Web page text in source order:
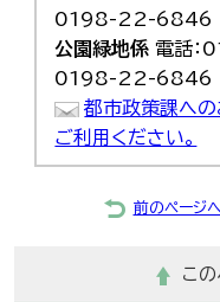
0198-22-6846
公園緑地係 電話：
0198-22-6846
都市政策課への
ご利用ください。
前のページ
こ